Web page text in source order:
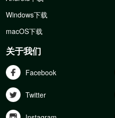
Windows下载
macOS下载
关于我们
Facebook
Twitter